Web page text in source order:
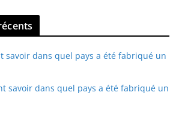
savoir dans quel pays a été fabriqué un
savoir dans quel pays a été fabriqué un